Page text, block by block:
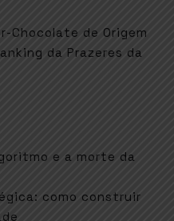
Chocolate de Origem
da Prazeres da
e a morte da
como construir